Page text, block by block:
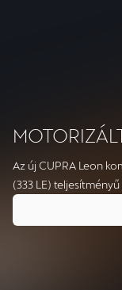
Az új CUPRA Leon
(333 LE)